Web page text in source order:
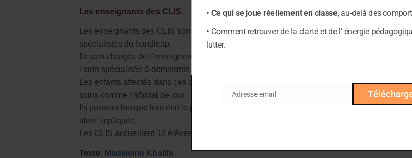
Les enseignants des CLIS.
Les enseignants des CLIS sont des enseignants spécialisés formés par l’éducation
spécialistes du handicap.
Ils sont chargés de l’enseignement et de l’aide pédagogique aux élèves présentant des
l’aide spécialisée à dominante pédagogique.
Les enfants affectés dans ces classes reçoivent un enseignement adapté à chacun.
soins comme l’hôpital de jour.
Ils peuvent lorsque leur état le permet , être intégrés à certains moments de la journée
alors impliquée.
Les CLIS accueillent 12 élèves. Les classes de perfectionnement en accueillaient 15.
Texte: Madeleine Khalifa
• Ce qui se joue réellement en classe, au-delà des
• Comment retrouver de la clarté et de l’ énergie
lutter.
Email
Adresse email